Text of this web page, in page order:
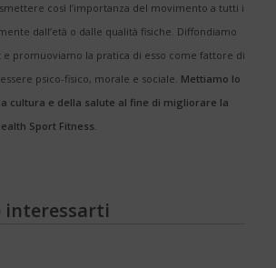
così l’importanza del movimento a tutti i
dall’età o dalle qualità fisiche. Diffondiamo
promuoviamo la pratica di esso come fattore di
psico-fisico, morale e sociale. Mettiamo lo
cultura e della salute al fine di migliorare la
Sport Fitness.
interessarti